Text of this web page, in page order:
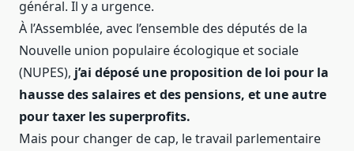
général. Il y a urgence.
À l’Assemblée, avec l’ensemble des députés de la
Nouvelle union populaire écologique et sociale
(NUPES), j’ai déposé une proposition de loi pour la
hausse des salaires et des pensions, et une autre
pour taxer les superprofits.
Mais pour changer de cap, le travail parlementaire